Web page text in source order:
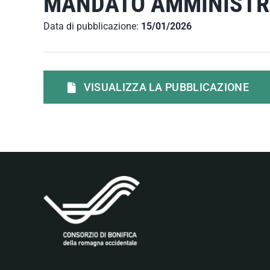
Data di pubblicazione: 15/01/2026
VISUALIZZA LA PUBBLICAZIONE